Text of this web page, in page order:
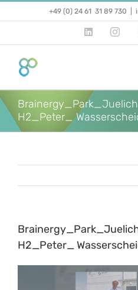
+49 (0) 24 61 31 89 730
LinkedIn
H2_Peter_
H2_Peter_